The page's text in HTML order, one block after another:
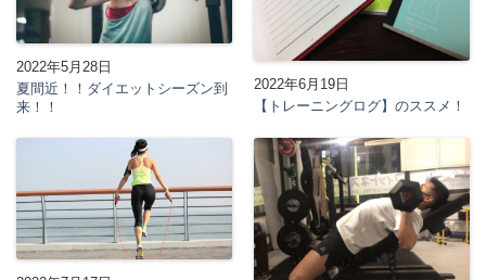
2022年5月28日
夏間近！！ダイエットシーズン到
来！！
2022年6月19日
【トレーニングログ】のススメ！